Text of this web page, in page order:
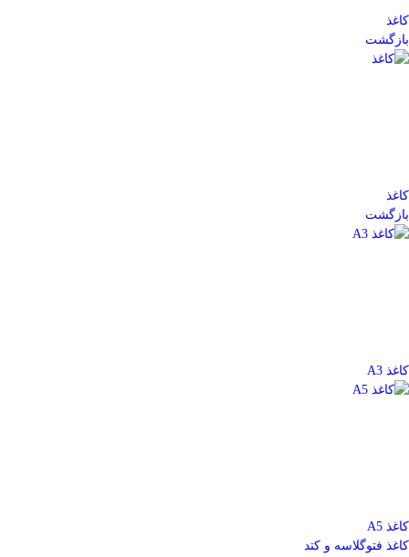
کاغذ
بازگشت
کاغذ
بازگشت
کاغذ A3
کاغذ A5
کاغذ فتوگلاسه و کتد